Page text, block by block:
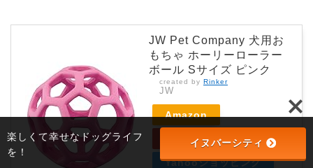
JW Pet Company 犬用お
もちゃ ホーリーローラー
ボール Sサイズ ピンク
created by Rinker
JW
Amazon
楽天市場
Yahooショッピング
楽しくて幸せなドッグライフ
を！
イヌバーシティ